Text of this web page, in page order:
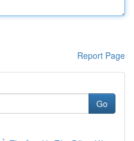
Report Page
Go